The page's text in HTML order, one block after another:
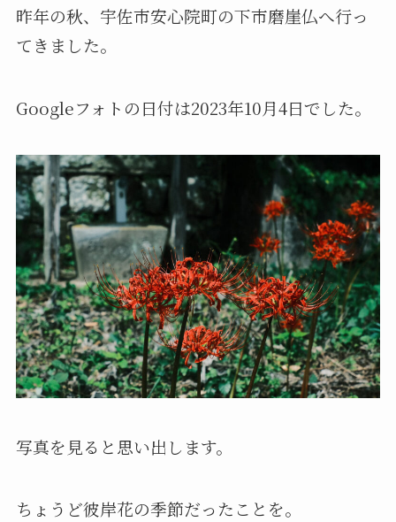
昨年の秋、宇佐市安心院町の下市磨崖仏へ行っ
てきました。
Googleフォトの日付は2023年10月4日でした。
写真を見ると思い出します。
ちょうど彼岸花の季節だったことを。